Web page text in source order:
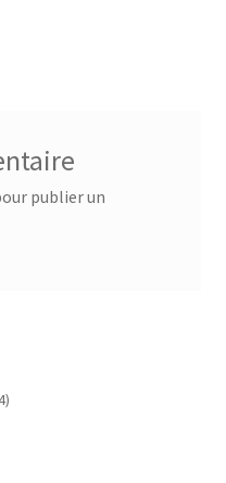
publier un
4